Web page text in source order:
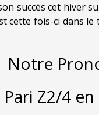
succès cet hiver
cette fois-ci dans
Notre
Pari Z2/4